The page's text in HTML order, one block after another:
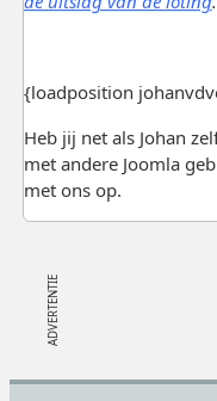
{loadposition
Heb jij net als Johan
met andere Joomla
met ons op.